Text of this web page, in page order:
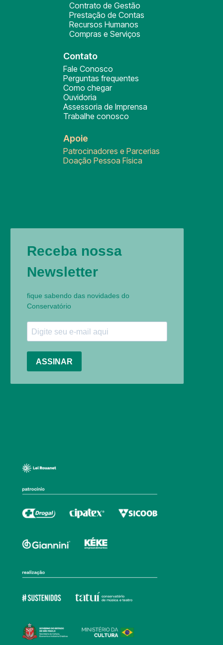
Contrato de Gestão
Prestação de Contas
Recursos Humanos
Compras e Serviços
Contato
Fale Conosco
Perguntas frequentes
Como chegar
Ouvidoria
Assessoria de Imprensa
Trabalhe conosco
Apoie
Patrocinadores e Parcerias
Doação Pessoa Física